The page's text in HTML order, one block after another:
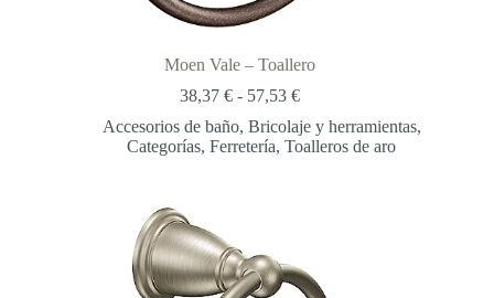
Moen Vale – Toallero
38,37 € - 57,53 €Rango
precios:
desde
Accesorios de baño, Bricolaje y herramientas,
Categorías,Ferretería,Toalleros de aro